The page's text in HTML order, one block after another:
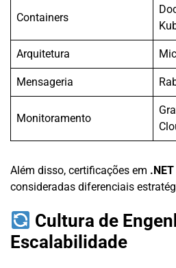
Containers
Arquitetura
Mensageria
Monitoramento
Além disso, certificações em
consideradas diferenciais
Cultura de
Escalabilidade